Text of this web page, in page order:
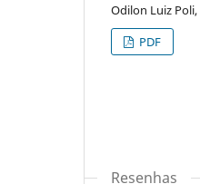
Odilon Luiz
PDF
Resenhas